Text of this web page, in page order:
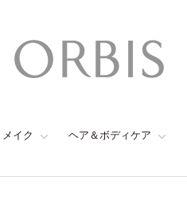
メイク ヘア＆ボディケア